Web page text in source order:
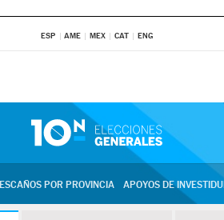
ESP AME MEX CAT ENG
ESCAÑOS POR PROVINCIA APOYOS DE